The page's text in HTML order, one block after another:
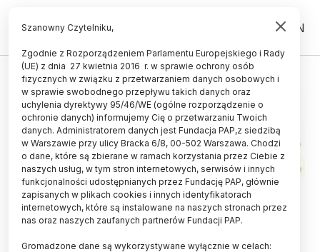
PL EN
POPULARYZATOR NAUKI
Szanowny Czytelniku,
Zgodnie z Rozporządzeniem Parlamentu Europejskiego i Rady
(UE) z dnia 27 kwietnia 2016 r. w sprawie ochrony osób
fizycznych w związku z przetwarzaniem danych osobowych i
w sprawie swobodnego przepływu takich danych oraz
uchylenia dyrektywy 95/46/WE (ogólne rozporządzenie o
ochronie danych) informujemy Cię o przetwarzaniu Twoich
danych. Administratorem danych jest Fundacja PAP,z siedzibą
w Warszawie przy ulicy Bracka 6/8, 00-502 Warszawa. Chodzi
o dane, które są zbierane w ramach korzystania przez Ciebie z
naszych usług, w tym stron internetowych, serwisów i innych
funkcjonalności udostępnianych przez Fundację PAP, głównie
zapisanych w plikach cookies i innych identyfikatorach
internetowych, które są instalowane na naszych stronach przez
nas oraz naszych zaufanych partnerów Fundacji PAP.
Gromadzone dane są wykorzystywane wyłącznie w celach: